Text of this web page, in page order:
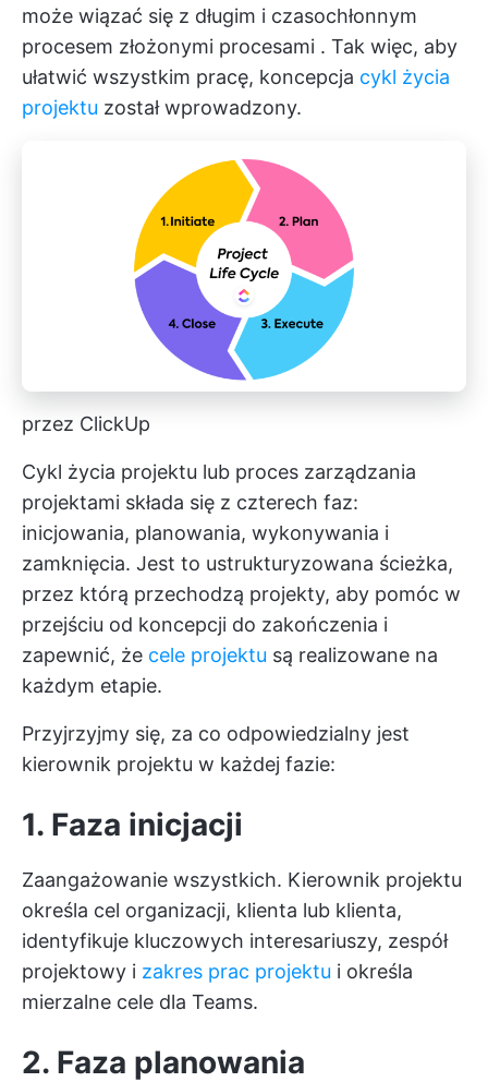
może wiązać się z długim i czasochłonnym
procesem złożonymi procesami . Tak więc, aby
ułatwić wszystkim pracę, koncepcja cykl życia
projektu został wprowadzony.
przez ClickUp
Cykl życia projektu lub proces zarządzania
projektami składa się z czterech faz:
inicjowania, planowania, wykonywania i
zamknięcia. Jest to ustrukturyzowana ścieżka,
przez którą przechodzą projekty, aby pomóc w
przejściu od koncepcji do zakończenia i
zapewnić, że cele projektu są realizowane na
każdym etapie.
Przyjrzyjmy się, za co odpowiedzialny jest
kierownik projektu w każdej fazie:
1. Faza inicjacji
Zaangażowanie wszystkich. Kierownik projektu
określa cel organizacji, klienta lub klienta,
identyfikuje kluczowych interesariuszy, zespół
projektowy i zakres prac projektu i określa
mierzalne cele dla Teams.
2. Faza planowania